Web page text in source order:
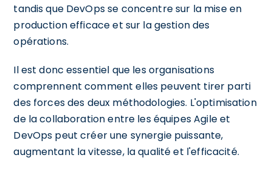
tandis que DevOps se concentre sur la mise en
production efficace et sur la gestion des
opérations.
Il est donc essentiel que les organisations
comprennent comment elles peuvent tirer parti
des forces des deux méthodologies. L'optimisation
de la collaboration entre les équipes Agile et
DevOps peut créer une synergie puissante,
augmentant la vitesse, la qualité et l'efficacité.